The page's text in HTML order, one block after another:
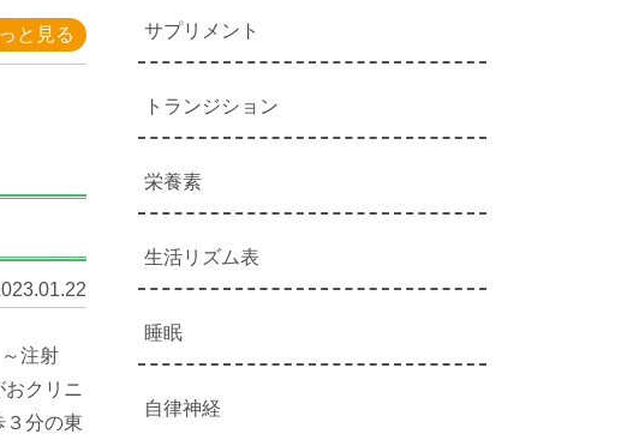
と見る
注射
クリニ
分の東
サプリメント
トランジション
栄養素
生活リズム表
睡眠
自律神経